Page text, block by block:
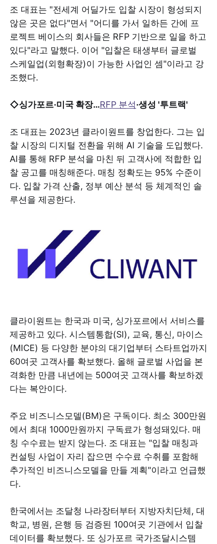
조 대표는 "전세계 어딜가도 입찰 시장이 형성되지
않은 곳은 없다"면서 "어디를 가서 일하든 간에 프
로젝트 베이스의 회사들은 RFP 기반으로 일을 하고
있다"라고 말했다. 이어 "입찰은 태생부터 글로벌
스케일업(외형확장)이 가능한 사업인 셈"이라고 강
조했다.
◇싱가포르·미국 확장…RFP 분석·생성 '투트랙'
조 대표는 2023년 클라이원트를 창업한다. 그는 입
찰 시장의 디지털 전환을 위해 AI 기술을 도입했다.
AI를 통해 RFP 분석을 마친 뒤 고객사에 적합한 입
찰 공고를 매칭해준다. 매칭 정확도는 95% 수준이
다. 입찰 가격 산출, 정부 예산 분석 등 체계적인 솔
루션을 제공한다.
클라이원트는 한국과 미국, 싱가포르에서 서비스를
제공하고 있다. 시스템통합(SI), 교육, 통신, 마이스
(MICE) 등 다양한 분야의 대기업부터 스타트업까지
60여곳 고객사를 확보했다. 올해 글로벌 사업을 본
격화한 만큼 내년에는 500여곳 고객사를 확보하겠
다는 복안이다.
주요 비즈니스모델(BM)은 구독이다. 최소 300만원
에서 최대 1000만원까지 구독료가 형성돼있다. 매
칭 수수료는 받지 않는다. 조 대표는 "입찰 매칭과
컨설팅 사업이 자리 잡으면 수수료 수취를 포함해
추가적인 비즈니스모델을 만들 계획"이라고 언급했
다.
한국에서는 조달청 나라장터부터 지방자치단체, 대
학교, 병원, 은행 등 검증된 100여곳 기관에서 입찰
데이터를 확보했다. 또 싱가포르 국가조달시스템